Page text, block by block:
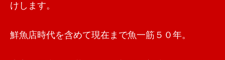
けします。
鮮魚店時代を含めて現在まで魚一筋５０年。